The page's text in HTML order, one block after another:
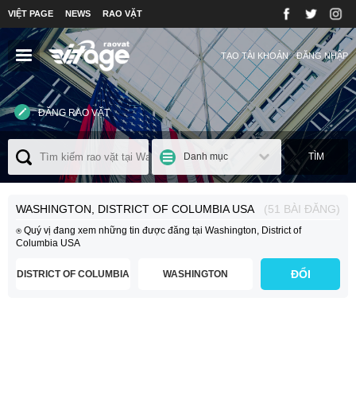
VIỆT PAGE NEWS RAO VẶT
ĐĂNG NHẬP
TẠO TÀI KHOẢN
ĐĂNG RAO VẶT
Danh mục TÌM
WASHINGTON, DISTRICT OF COLUMBIA USA (51 BÀI ĐĂNG)
⍟ Quý vị đang xem những tin được đăng tại Washington, District of
Columbia USA
⍟ Để thay đổi khu vực vui lòng chọn bên dưới và nhấn nútĐỔI
DISTRICT OF COLUMBIA
WASHINGTON ĐỔI